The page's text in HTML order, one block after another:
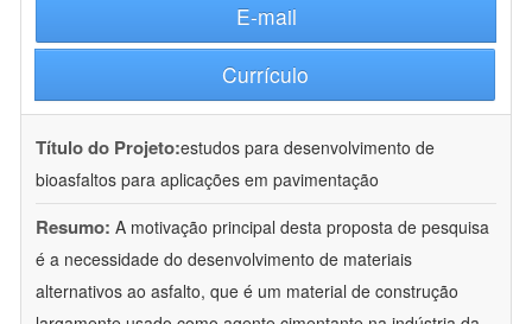
E-mail
Currículo
Título do Projeto:estudos para desenvolvimento de
bioasfaltos para aplicações em pavimentação
Resumo: A motivação principal desta proposta de pesquisa
é a necessidade do desenvolvimento de materiais
alternativos ao asfalto, que é um material de construção